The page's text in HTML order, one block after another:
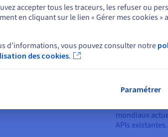
Voxist
De la voix à
Bénéficiez de
et
Modèles d'IA
Grâce aux
bout-en-bout
mondiaux
APIs existantes.
un autre site web
accepter tous les traceurs, les refuser ou
en cliquant sur le lien « Gérer mes cookies »
d’informations, vous pouvez consulter notre
des cookies.
Paramétrer